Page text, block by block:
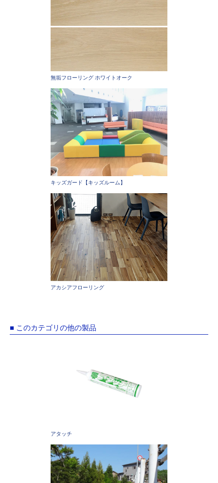
無垢フローリング ホワイトオーク
キッズガード【キッズルーム】
アカシアフローリング
■ このカテゴリの他の製品
アタッチ